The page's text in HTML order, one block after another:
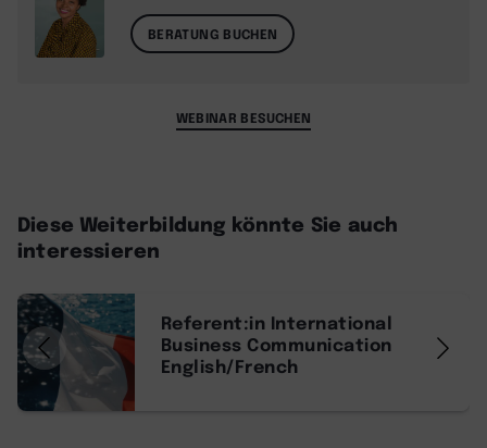
BERATUNG BUCHEN
WEBINAR BESUCHEN
Diese Weiterbildung könnte Sie auch
interessieren
Referent:in International
Business Communication
English/French